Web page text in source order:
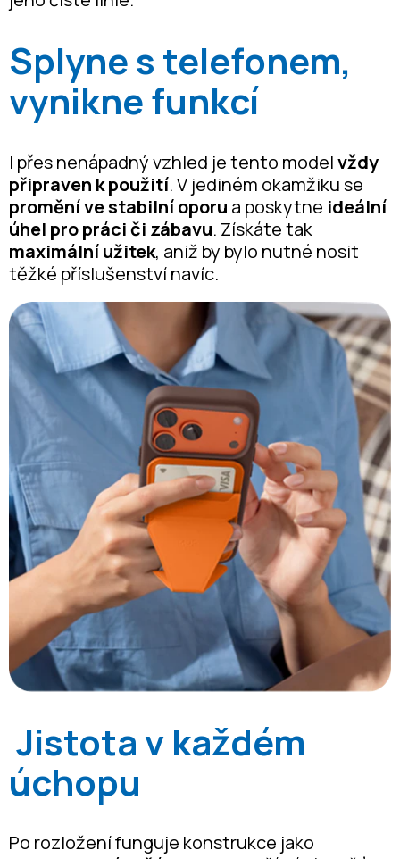
Splyne s telefonem,
vynikne funkcí
I přes nenápadný vzhled je tento modelvždy
připraven k použití. V jediném okamžiku se
promění ve stabilní oporu a poskytne ideální
úhel pro práci či zábavu. Získáte tak
maximální užitek, aniž by bylo nutné nosit
těžké příslušenství navíc.
Jistota v každém
úchopu
Po rozložení funguje konstrukce jako